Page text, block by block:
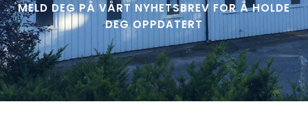
MELD DEG PÅ VÅRT NYHETSBREV FOR Å HOLDE
DEG OPPDATERT